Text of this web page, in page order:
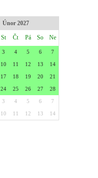
Únor 2027
St Čt Pá So Ne
3 4 5 6 7
10 11 12 13 14
17 18 19 20 21
24 25 26 27 28
3 4 5 6 7
10 11 12 13 14